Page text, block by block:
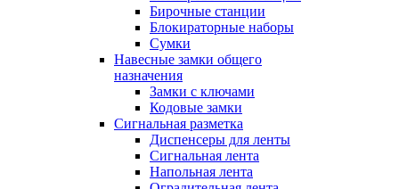
Бирочные станции
Блокираторные наборы
Сумки
Навесные замки общего
назначения
Замки с ключами
Кодовые замки
Сигнальная разметка
Диспенсеры для ленты
Сигнальная лента
Напольная лента